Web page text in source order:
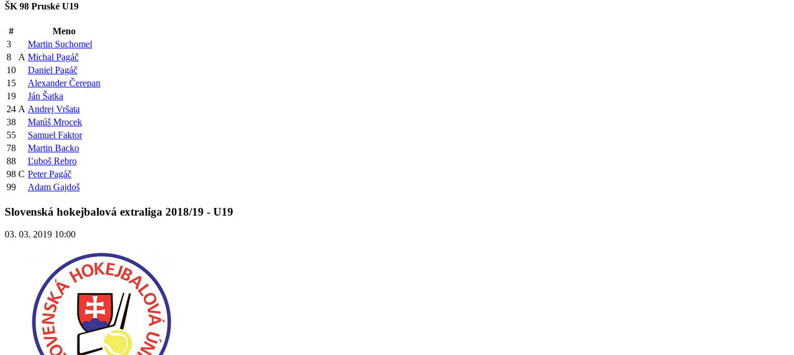
ŠK 98 Pruské U19
#
Meno
3
Martin Suchomel
8
A Michal Pagáč
10
Daniel Pagáč
15
Alexander Čerepan
19
Ján Šatka
24 A Andrej Vršata
38
Matúš Mrocek
55
Samuel Faktor
78
Martin Backo
88
Ľuboš Rebro
98 C Peter Pagáč
99
Adam Gajdoš
Slovenská hokejbalová extraliga 2018/19 - U19
03. 03. 2019 10:00